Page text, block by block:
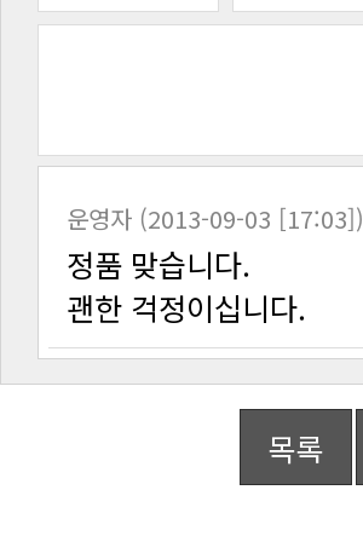
운영자 (2013-09-03 [17:03])
정품 맞습니다.
괜한 걱정이십니다.
목록